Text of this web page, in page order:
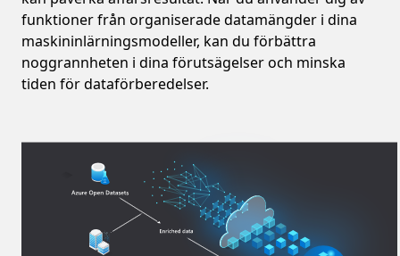
funktioner från organiserade datamängder i dina
maskininlärningsmodeller, kan du förbättra
noggrannheten i dina förutsägelser och minska
tiden för dataförberedelser.